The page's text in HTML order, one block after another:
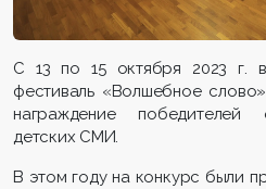
С 13 по 15 октября 2023 г.
фестиваль «Волшебное
награждение победителей
детских СМИ.
В этом году на конкурс были